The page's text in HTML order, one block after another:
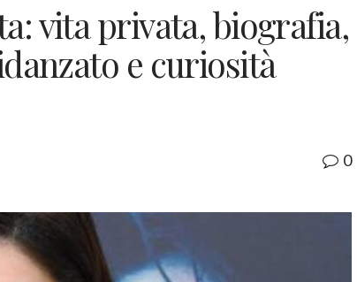
vita privata, biografia,
e curiosità
0